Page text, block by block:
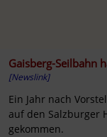
Gaisberg-Seilbahn
[Newslink]
Ein Jahr nach
auf den Salzburger
gekommen.